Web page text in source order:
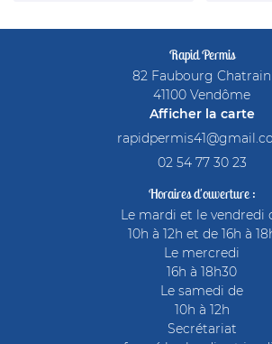
Rapid Permis
82 Faubourg Chatrain
41100 Vendôme
Afficher la carte
02 54 77 30 23
Horaires d'ouverture :
Le mardi et le vendredi
10h à 12h et de 16h à
Le mercredi
16h à 18h30
Le samedi de
10h à 12h
Secrétariat